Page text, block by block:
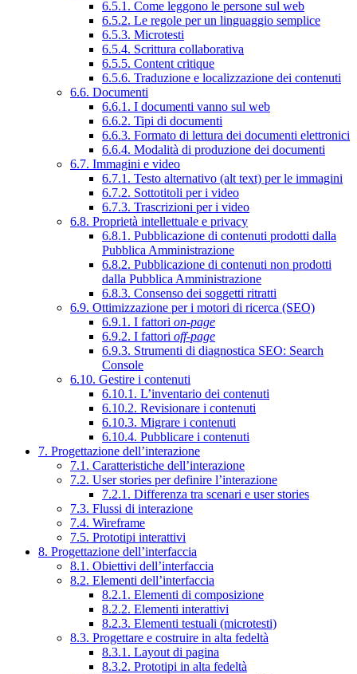
6.5.1. Come leggono le persone sul web
6.5.2. Le regole per un linguaggio semplice
6.5.3. Microtesti
6.5.4. Scrittura collaborativa
6.5.5. Content critique
6.5.6. Traduzione e localizzazione dei contenuti
6.6. Documenti
6.6.1. I documenti vanno sul web
6.6.2. Tipi di documenti
6.6.3. Formato di lettura dei documenti elettronici
6.6.4. Modalità di produzione dei documenti
6.7. Immagini e video
6.7.1. Testo alternativo (alt text) per le immagini
6.7.2. Sottotitoli per i video
6.7.3. Trascrizioni per i video
6.8. Proprietà intellettuale e privacy
6.8.1. Pubblicazione di contenuti prodotti dalla
Pubblica Amministrazione
6.8.2. Pubblicazione di contenuti non prodotti
dalla Pubblica Amministrazione
6.8.3. Consenso dei soggetti ritratti
6.9. Ottimizzazione per i motori di ricerca (SEO)
6.9.1. I fattori on-page
6.9.2. I fattori off-page
6.9.3. Strumenti di diagnostica SEO: Search
Console
6.10. Gestire i contenuti
6.10.1. L’inventario dei contenuti
6.10.2. Revisionare i contenuti
6.10.3. Migrare i contenuti
6.10.4. Pubblicare i contenuti
7. Progettazione dell’interazione
7.1. Caratteristiche dell’interazione
7.2. User stories per definire l’interazione
7.2.1. Differenza tra scenari e user stories
7.3. Flussi di interazione
7.4. Wireframe
7.5. Prototipi interattivi
8. Progettazione dell’interfaccia
8.1. Obiettivi dell’interfaccia
8.2. Elementi dell’interfaccia
8.2.1. Elementi di composizione
8.2.2. Elementi interattivi
8.2.3. Elementi testuali (microtesti)
8.3. Progettare e costruire in alta fedeltà
8.3.1. Layout di pagina
8.3.2. Prototipi in alta fedeltà